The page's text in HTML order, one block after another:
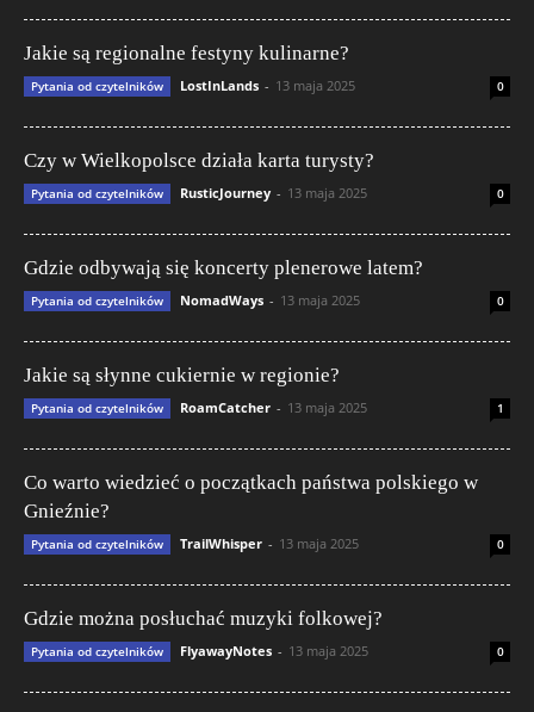
Jakie są regionalne festyny kulinarne?
Pytania od czytelników LostInLands - 13 maja 2025 0
Czy w Wielkopolsce działa karta turysty?
Pytania od czytelników RusticJourney - 13 maja 2025 0
Gdzie odbywają się koncerty plenerowe latem?
Pytania od czytelników NomadWays - 13 maja 2025 0
Jakie są słynne cukiernie w regionie?
Pytania od czytelników RoamCatcher - 13 maja 2025 1
Co warto wiedzieć o początkach państwa polskiego w
Gnieźnie?
Pytania od czytelników TrailWhisper - 13 maja 2025 0
Gdzie można posłuchać muzyki folkowej?
Pytania od czytelników FlyawayNotes - 13 maja 2025 0